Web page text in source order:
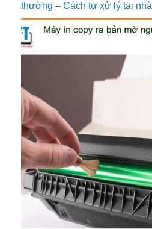
thường – Cách tự xử lý tại nhà